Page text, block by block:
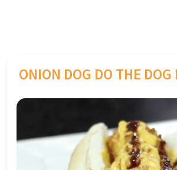
ONION DOG DO THE DOG